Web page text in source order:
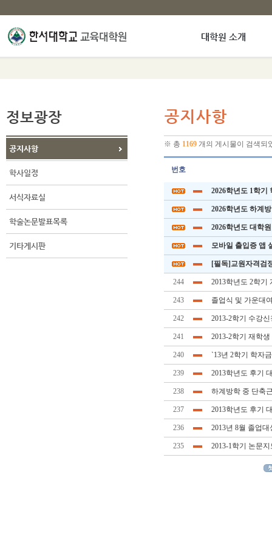
대학원 소개
정보광장
공지사항
학사일정
서식자료실
학술논문발표목록
기타게시판
공지사항
※ 총 1169 개의 게시물이 검색되
번호
2026학년도 1학기
2026학년도 하계
2026학년도 대학
모바일 출입증 앱
[필독]교원자격검
244 2013학년도 2학기
243 졸업식 및 가운대
242 2013-2학기 수강
241 2013-2학기 재학
240 `13년 2학기 학자
239 2013학년도 후기
238 하계방학 중 단축
237 2013학년도 후기
236 2013년 8월 졸업
235 2013-1학기 논문